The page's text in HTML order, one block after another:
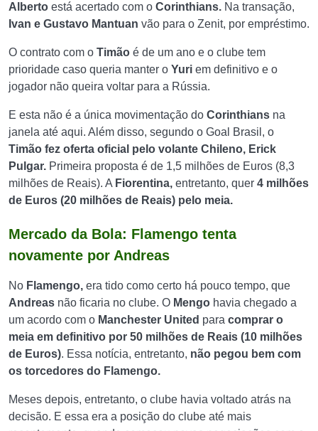
Alberto está acertado com o Corinthians. Na transação,
Ivan e Gustavo Mantuan vão para o Zenit, por empréstimo.
O contrato com o Timão é de um ano e o clube tem
prioridade caso queria manter o Yuri em definitivo e o
jogador não queira voltar para a Rússia.
E esta não é a única movimentação do Corinthians na
janela até aqui. Além disso, segundo o Goal Brasil, o
Timão fez oferta oficial pelo volante Chileno, Erick
Pulgar. Primeira proposta é de 1,5 milhões de Euros (8,3
milhões de Reais). A Fiorentina, entretanto, quer 4 milhões
de Euros (20 milhões de Reais) pelo meia.
Mercado da Bola: Flamengo tenta
novamente por Andreas
No Flamengo, era tido como certo há pouco tempo, que
Andreas não ficaria no clube. O Mengo havia chegado a
um acordo com o Manchester United para comprar o
meia em definitivo por 50 milhões de Reais (10 milhões
de Euros). Essa notícia, entretanto, não pegou bem com
os torcedores do Flamengo.
Meses depois, entretanto, o clube havia voltado atrás na
decisão. E essa era a posição do clube até mais